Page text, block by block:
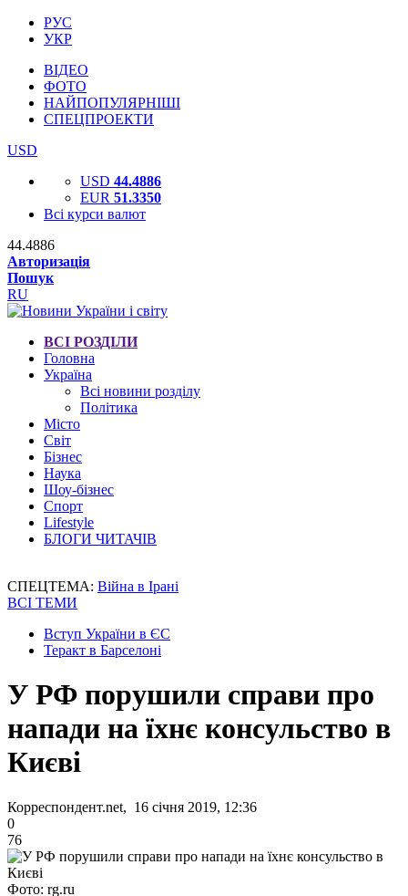
РУС
УКР
ВІДЕО
ФОТО
НАЙПОПУЛЯРНІШІ
СПЕЦПРОЕКТИ
USD
USD 44.4886
EUR 51.3350
Всі курси валют
44.4886
Авторизація
Пошук
RU
ВСІ РОЗДІЛИ
Головна
Україна
Всі новини розділу
Політика
Місто
Світ
Бізнес
Наука
Шоу-бізнес
Спорт
Lifestyle
БЛОГИ ЧИТАЧІВ
СПЕЦТЕМА: Війна в Ірані
ВСІ ТЕМИ
Вступ України в ЄС
Теракт в Барселоні
У РФ порушили справи про
напади на їхнє консульство в
Києві
Корреспондент.net, 16 січня 2019, 12:36
0
76
Фото: rg.ru